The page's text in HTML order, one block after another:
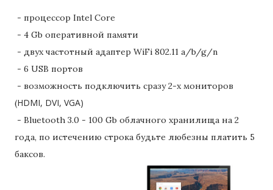
- процессор Intel Core
- 4 Gb оперативной памяти
- двух частотный адаптер WiFi 802.11 a/b/g/n
- 6 USB портов
- возможность подключить сразу 2-х мониторов
(HDMI, DVI, VGA)
- Bluetooth 3.0 - 100 Gb облачного хранилища на 2
года, по истечению строка будьте любезны платить 5
баксов.